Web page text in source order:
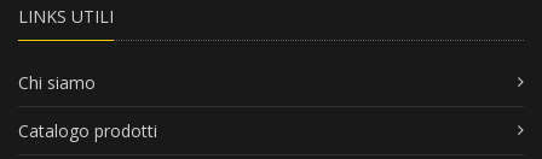
LINKS UTILI
Chi siamo
Catalogo prodotti